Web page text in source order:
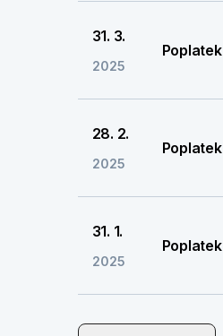
31. 3.
2025
Poplatek
28. 2.
2025
Poplatek
31. 1.
2025
Poplatek